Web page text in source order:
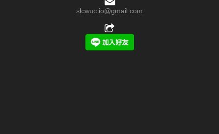
slcwuc.io@gmail.com